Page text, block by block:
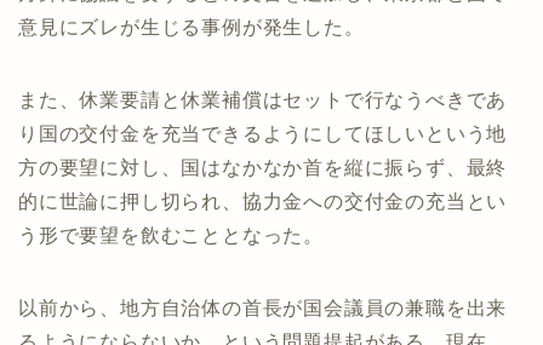
意見にズレが生じる事例が発生した。
また、休業要請と休業補償はセットで行なうべきであ
り国の交付金を充当できるようにしてほしいという地
方の要望に対し、国はなかなか首を縦に振らず、最終
的に世論に押し切られ、協力金への交付金の充当とい
う形で要望を飲むこととなった。
以前から、地方自治体の首長が国会議員の兼職を出来